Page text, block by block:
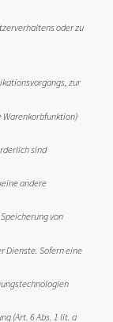
oder zu
zur
Warenkorbfunktion)
sind
andere
von
Dienste. Sofern eine
(Art. 6 Abs. 1 lit. a